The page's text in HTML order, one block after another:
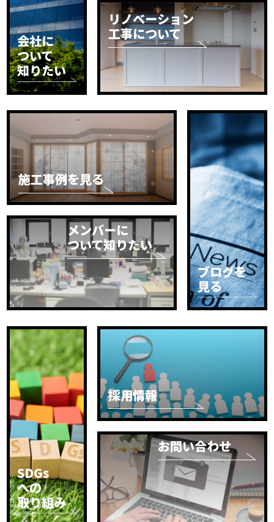
会社に
ついて
知りたい
リノベーション
工事について
施工事例を見る
メンバーに
ついて知りたい
ブログを
見る
SDGs
への
取り組み
採用情報
お問い合わせ